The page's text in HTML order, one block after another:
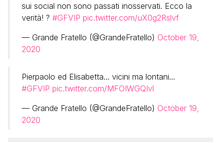
sui social non sono passati inosservati. Ecco la
verità! ? #GFVIP pic.twitter.com/uX0g2Rslvf
— Grande Fratello (@GrandeFratello) October 19,
2020
Pierpaolo ed Elisabetta... vicini ma lontani...
#GFVIP pic.twitter.com/MFOIWGQIvl
— Grande Fratello (@GrandeFratello) October 19,
2020